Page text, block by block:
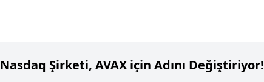
Nasdaq Şirketi, AVAX için Adını Değiştiriyor!